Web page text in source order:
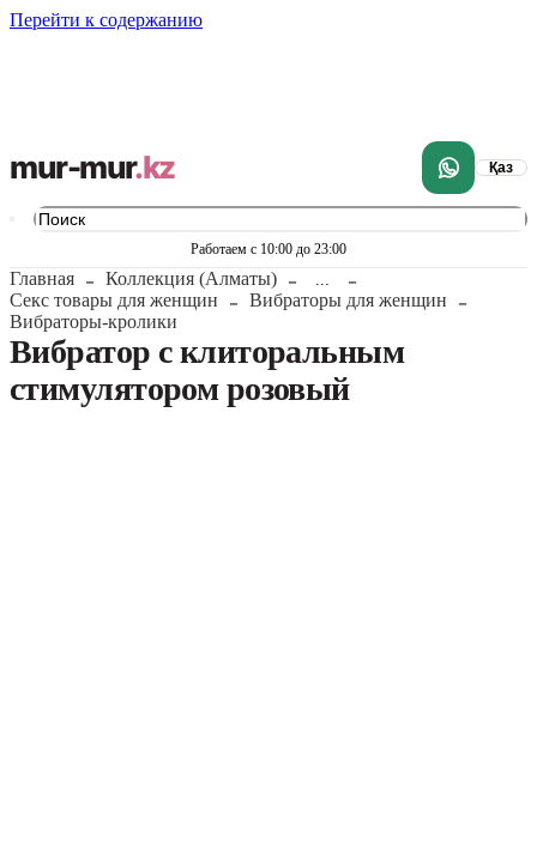
Перейти к содержанию
mur-mur.kz Қаз
Работаем с 10:00 до 23:00
Главная Коллекция (Алматы)
Секс товары для женщин
Вибраторы для женщин
Вибраторы-кролики
Вибратор с клиторальным
стимулятором розовый